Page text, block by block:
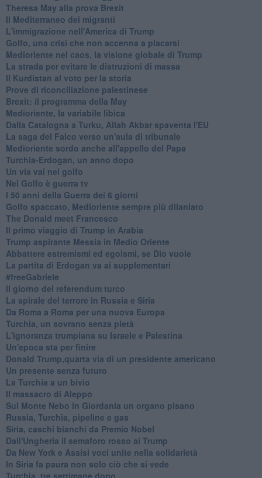
Theresa May alla prova Brexit
Il Mediterraneo dei migranti
L'immigrazione nell'America di Trump
Golfo, una crisi che non accenna a placarsi
Medioriente nel caos, la visione globale di Trump
La strada per evitare le distruzioni di massa
Il Kurdistan al voto per la storia
Prove di riconciliazione palestinese
Brexit: il programma della May
Medioriente, la variabile libica
Dalla Catalogna a Turku, Allah Akbar spaventa l'EU
La saga del Falco verso un'aula di tribunale
Medioriente sordo anche all'appello del Papa
Turchia-Erdogan, un anno dopo
Un via vai nel golfo
Nel Golfo è guerra tv
I 50 anni della Guerra dei 6 giorni
Golfo spaccato, Medioriente sempre più dilaniato
The Donald meet Francesco
Il primo viaggio di Trump in Arabia
Trump aspirante Messia in Medio Oriente
Abbattere estremismi ed egoismi, se Dio vuole
La partita di Erdogan va ai supplementari
#freeGabriele
Il giorno del referendum turco
La spirale del terrore in Russia e Siria
Da Roma a Roma per una nuova Europa
Turchia, un sovrano senza pietà
L'ignoranza trumpiana su Israele e Palestina
Un'epoca sta per finire
Donald Trump,quarta via di un presidente americano
Un presente senza futuro
La Turchia a un bivio
Il massacro di Aleppo
Sul Monte Nebo in Giordania un organo pisano
Russia, Turchia, pipeline e gas
Siria, caschi bianchi da Premio Nobel
Dall'Ungheria il semaforo rosso ai Trump
Da New York e Assisi voci unite nella solidarietà
In Siria fa paura non solo ciò che si vede
Turchia, tre settimane dopo